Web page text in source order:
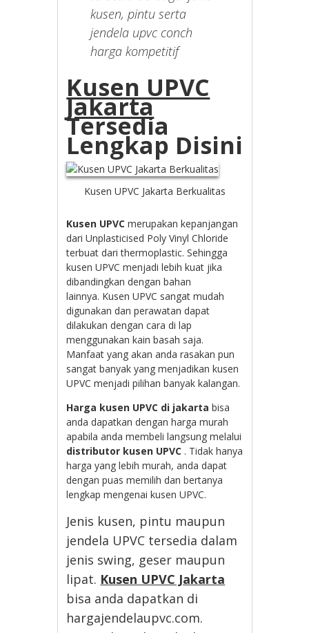
kusen, pintu serta
jendela upvc conch
harga kompetitif
Kusen UPVC
Jakarta
Tersedia
Lengkap Disini
Kusen UPVC Jakarta Berkualitas
Kusen UPVC merupakan kepanjangan
dari Unplasticised Poly Vinyl Chloride
terbuat dari thermoplastic. Sehingga
kusen UPVC menjadi lebih kuat jika
dibandingkan dengan bahan
lainnya. Kusen UPVC sangat mudah
digunakan dan perawatan dapat
dilakukan dengan cara di lap
menggunakan kain basah saja.
Manfaat yang akan anda rasakan pun
sangat banyak yang menjadikan kusen
UPVC menjadi pilihan banyak kalangan.
Harga kusen UPVC di jakarta bisa
anda dapatkan dengan harga murah
apabila anda membeli langsung melalui
distributor kusen UPVC . Tidak hanya
harga yang lebih murah, anda dapat
dengan puas memilih dan bertanya
lengkap mengenai kusen UPVC.
Jenis kusen, pintu maupun
jendela UPVC tersedia dalam
jenis swing, geser maupun
lipat. Kusen UPVC Jakarta
bisa anda dapatkan di
hargajendelaupvc.com.